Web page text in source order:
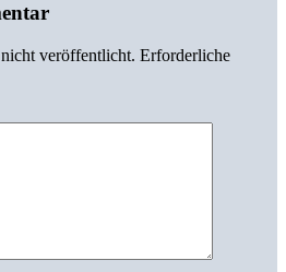
veröffentlicht. Erforderliche